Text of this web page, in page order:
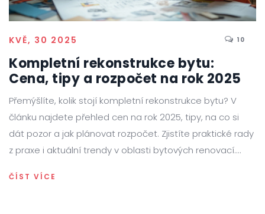
KVĚ, 30 2025 10
Kompletní rekonstrukce bytu:
Cena, tipy a rozpočet na rok 2025
Přemýšlíte, kolik stojí kompletní rekonstrukce bytu? V
článku najdete přehled cen na rok 2025, tipy, na co si
dát pozor a jak plánovat rozpočet. Zjistíte praktické rady
z praxe i aktuální trendy v oblasti bytových renovací.
materiálech, pracích i úsporách. Článek pomůže při
ČÍST VÍCE